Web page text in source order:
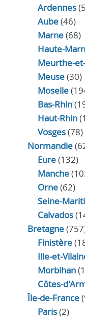
Ardennes
Aube(46)
Marne(68)
Haute-
Meurthe-
Meuse(30)
Moselle
Bas-Rhin
Haut-Rhin
Vosges(78)
Normandie
Eure(132)
Manche
Orne(62)
Seine-
Calvados
Bretagne
Finistère
Ille-et-
Morbihan
Côtes-
Île-de-France
Paris(2)